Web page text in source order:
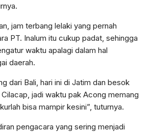
jam terbang lelaki yang pernah
PT. Inalum itu cukup padat, sehingga
waktu apalagi dalam hal
daerah.
dari Bali, hari ini di Jatim dan besok
jadi waktu pak Acong memang
bisa mampir kesini”, tuturnya.
pengacara yang sering menjadi